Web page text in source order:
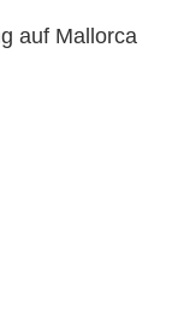
auf Mallorca